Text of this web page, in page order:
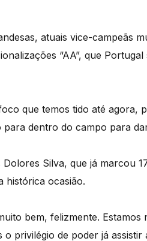
atuais vice-campeãs
“AA”, que
que temos tido até agora,
para dentro do campo para
Silva, que já marcou
histórica ocasião.
bem, felizmente.
privilégio de poder já